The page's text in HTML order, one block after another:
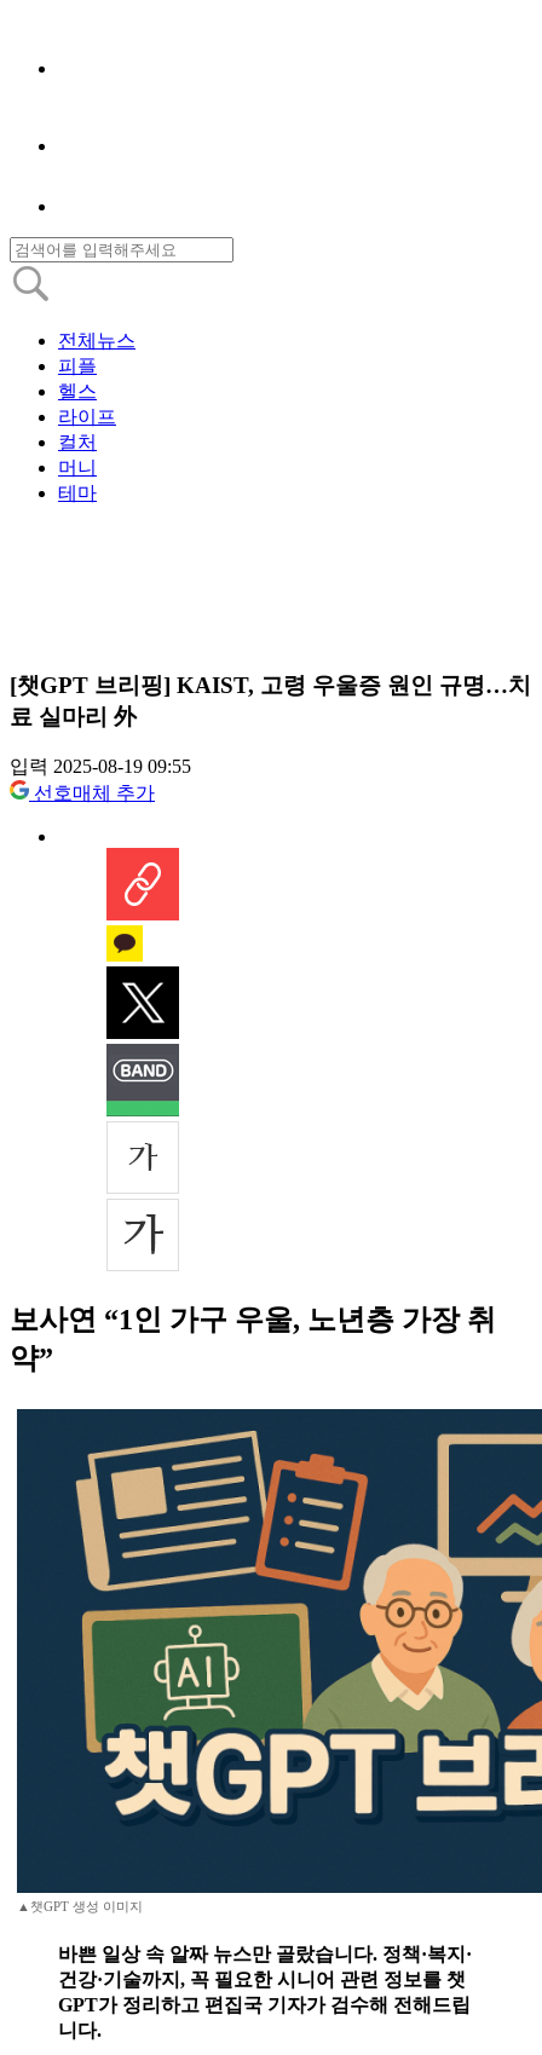
전체뉴스
피플
헬스
라이프
컬처
머니
테마
[챗GPT 브리핑] KAIST, 고령 우울증 원인 규명…치
료 실마리 外
입력 2025-08-19 09:55
선호매체 추가
보사연 “1인 가구 우울, 노년층 가장 취
약”
▲챗GPT 생성 이미지
바쁜 일상 속 알짜 뉴스만 골랐습니다. 정책·복지·
건강·기술까지, 꼭 필요한 시니어 관련 정보를 챗
GPT가 정리하고 편집국 기자가 검수해 전해드립
니다.